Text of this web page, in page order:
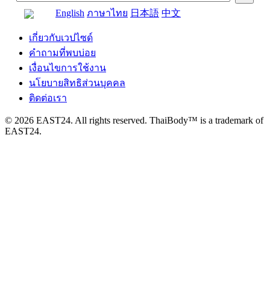
English ภาษาไทย 日本語 中文
เกี่ยวกับเวปไซด์
คำถามที่พบบ่อย
เงื่อนไขการใช้งาน
นโยบายสิทธิส่วนบุคคล
ติดต่อเรา
© 2026 EAST24. All rights reserved. ThaiBody™ is a trademark of
EAST24.